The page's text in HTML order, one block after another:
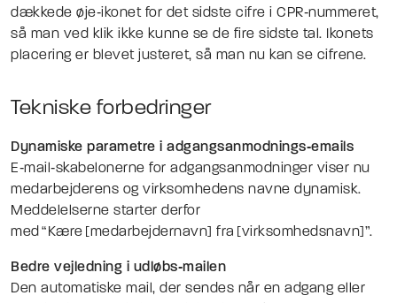
dækkede øje‑ikonet for det sidste cifre i CPR‑nummeret,
så man ved klik ikke kunne se de fire sidste tal. Ikonets
placering er blevet justeret, så man nu kan se cifrene.
Tekniske forbedringer
Dynamiske parametre i adgangsanmodnings‑emails
E‑mail‑skabelonerne for adgangsanmodninger viser nu
medarbejderens og virksomhedens navne dynamisk.
Meddelelserne starter derfor
med “Kære [medarbejdernavn] fra [virksomhedsnavn]”.
Bedre vejledning i udløbs‑mailen
Den automatiske mail, der sendes når en adgang eller